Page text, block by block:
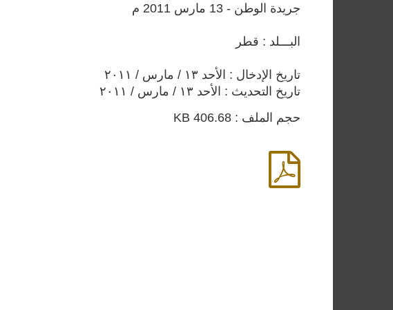
جريدة الوطن - 13 مارس 2011 م
البـــلد : قطر
تاريخ الإدخال : الأحد ١٣ / مارس / ٢٠١١
تاريخ التحديث : الأحد ١٣ / مارس / ٢٠١١
حجم الملف : 406.68 KB